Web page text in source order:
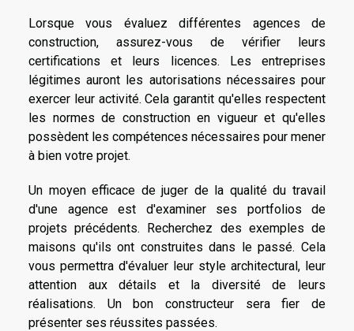
Lorsque vous évaluez différentes agences de
construction, assurez-vous de vérifier leurs
certifications et leurs licences. Les entreprises
légitimes auront les autorisations nécessaires pour
exercer leur activité. Cela garantit qu'elles respectent
les normes de construction en vigueur et qu'elles
possèdent les compétences nécessaires pour mener
à bien votre projet.
Un moyen efficace de juger de la qualité du travail
d'une agence est d'examiner ses portfolios de
projets précédents. Recherchez des exemples de
maisons qu'ils ont construites dans le passé. Cela
vous permettra d'évaluer leur style architectural, leur
attention aux détails et la diversité de leurs
réalisations. Un bon constructeur sera fier de
présenter ses réussites passées.